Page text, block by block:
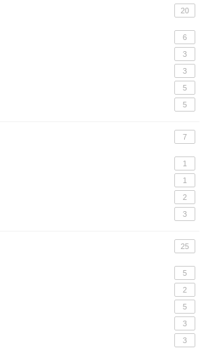
20
6
3
3
5
5
7
1
1
2
3
25
5
2
5
3
3